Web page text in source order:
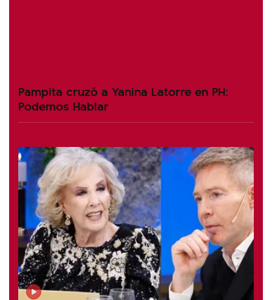
Pampita cruzó a Yanina Latorre en PH:
Podemos Hablar